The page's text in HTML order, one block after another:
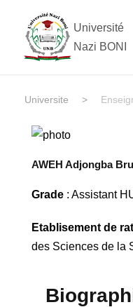
Université
Nazi BONI
Universite >
AWEH Adjongba
Grade: Assistant
Etablisement de
des Sciences de la